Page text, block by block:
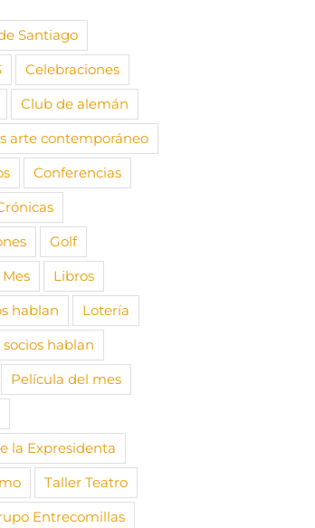
Santiago
Celebraciones
Club de alemán
arte contemporáneo
Conferencias
Golf
Libros
hablan
Lotería
hablan
Película del mes
la Expresidenta
Taller Teatro
Entrecomillas